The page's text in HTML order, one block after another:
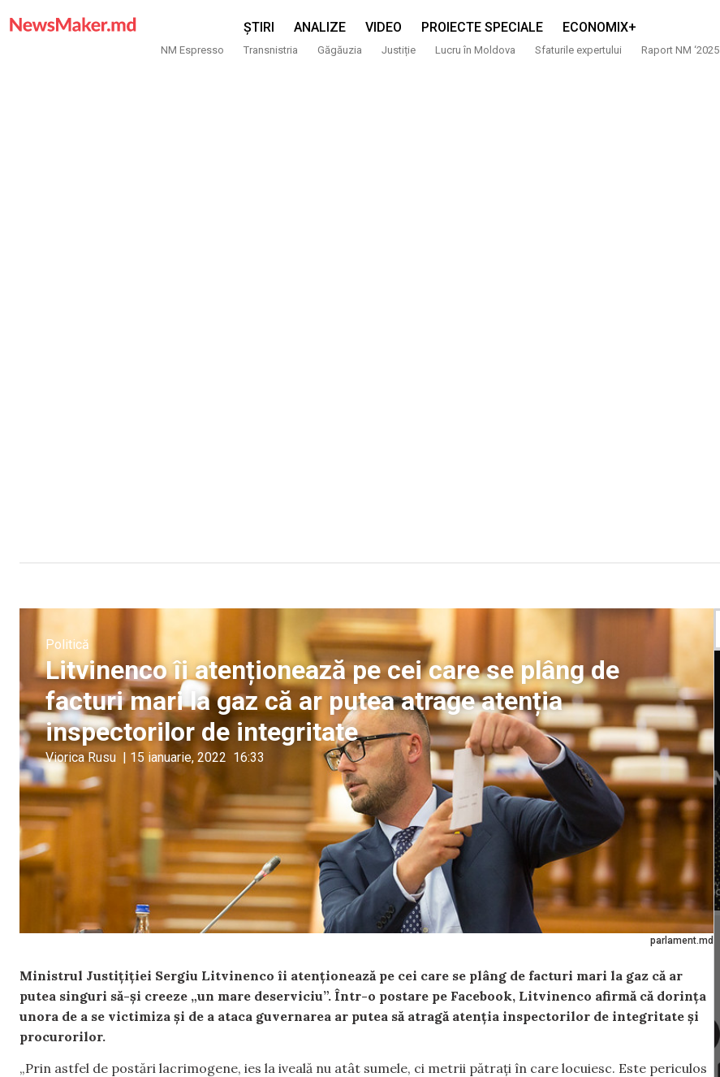
ȘTIRI ANALIZE VIDEO PROIECTE SPECIALE ECONOMIX+
NM Espresso Transnistria Găgăuzia Justiție Lucru în Moldova Sfaturile expertului Raport NM ‘2025
parlament.md
Politică
Litvinenco îi atenționează pe cei care se plâng de
facturi mari la gaz că ar putea atrage atenția
inspectorilor de integritate
Viorica Rusu | 15 ianuarie, 2022 16:33
Ministrul Justițiției Sergiu Litvinenco îi atenționează pe cei care se plâng de facturi mari la gaz că ar
putea singuri să-și creeze „un mare deserviciu”. Într-o postare pe Facebook, Litvinenco afirmă că dorința
unora de a se victimiza și de a ataca guvernarea ar putea să atragă atenția inspectorilor de integritate și
procurorilor.
„Prin astfel de postări lacrimogene, ies la iveală nu atât sumele, ci metrii pătrați în care locuiesc. Este periculos